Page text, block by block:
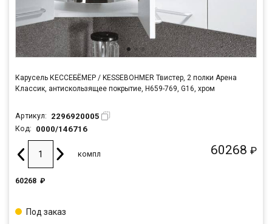
Карусель КЕССЕБЁМЕР / KESSEBOHMER Твистер, 2 полки Арена
Классик, антискользящее покрытие, H659-769, G16, хром
Артикул: 2296920005
Код: 0000/146716
60268 ₽
компл
60268 ₽
Под заказ